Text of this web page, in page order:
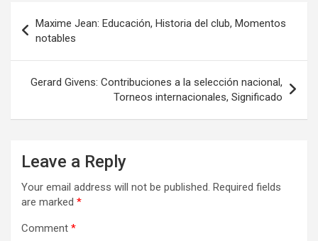
navigation
Maxime Jean: Educación, Historia del club, Momentos
notables
Gerard Givens: Contribuciones a la selección nacional,
Torneos internacionales, Significado
Leave a Reply
Your email address will not be published. Required fields
are marked *
Comment *